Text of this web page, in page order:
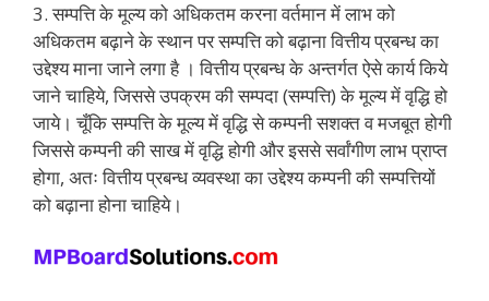
3. सम्पत्ति के मूल्य को अधिकतम करना वर्तमान में लाभ को
अधिकतम बढ़ाने के स्थान पर सम्पत्ति को बढ़ाना वित्तीय प्रबन्ध का
उद्देश्य माना जाने लगा है । वित्तीय प्रबन्ध के अन्तर्गत ऐसे कार्य किये
जाने चाहिये, जिससे उपक्रम की सम्पदा (सम्पत्ति) के मूल्य में वृद्धि हो
जाये। चूँकि सम्पत्ति के मूल्य में वृद्धि से कम्पनी सशक्त व मजबूत होगी
जिससे कम्पनी की साख में वृद्धि होगी और इससे सर्वांगीण लाभ प्राप्त
होगा, अतः वित्तीय प्रबन्ध व्यवस्था का उद्देश्य कम्पनी की सम्पत्तियों
को बढ़ाना होना चाहिये।